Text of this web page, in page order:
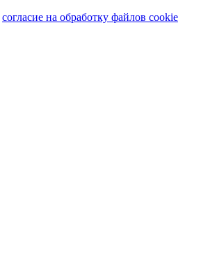
согласие на обработку файлов cookie